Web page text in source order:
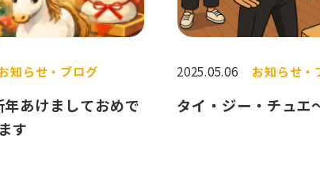
知らせ・ブログ
あけましておめで
す
2025.05.06 お知らせ・
タイ・ジー・チュエ